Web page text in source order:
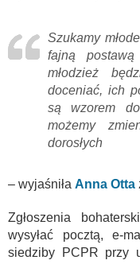
Szukamy
fajną
młodzież
doceniać, ich
są wzorem
możemy
dorosłych
– wyjaśniła Anna Otta
Zgłoszenia
wysyłać pocztą, e-
siedziby PCPR przy